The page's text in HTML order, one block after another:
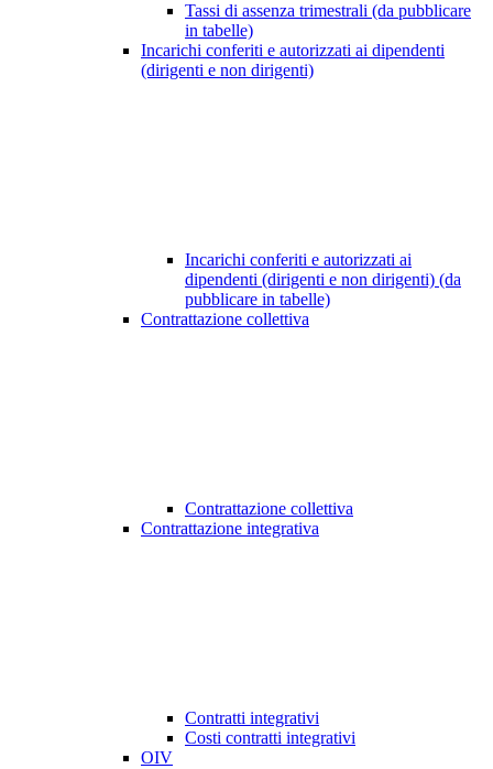
Tassi di assenza trimestrali (da pubblicare
in tabelle)
Incarichi conferiti e autorizzati ai dipendenti
(dirigenti e non dirigenti)
Incarichi conferiti e autorizzati ai
dipendenti (dirigenti e non dirigenti) (da
pubblicare in tabelle)
Contrattazione collettiva
Contrattazione collettiva
Contrattazione integrativa
Contratti integrativi
Costi contratti integrativi
OIV